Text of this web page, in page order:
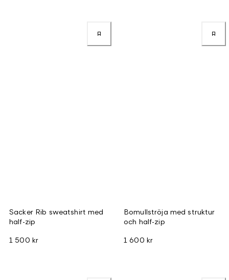
Sacker Rib sweatshirt med
half-zip
1 500 kr
Bomullströja med struktur
och half-zip
1 600 kr